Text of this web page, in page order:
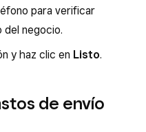
para verificar
del negocio.
y haz clic en Listo.
de envío